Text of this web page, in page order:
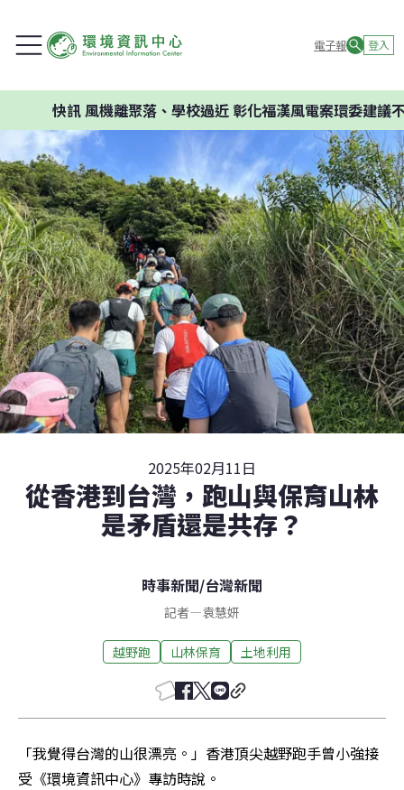
電子報 登入
機離聚落、學校過近 彰化福漢風電案環委建議不應開發
2025年02月11日
從香港到台灣，跑山與保育山林
是矛盾還是共存？
時事新聞/台灣新聞
記者—袁慧妍
越野跑 山林保育 土地利用
「我覺得台灣的山很漂亮。」香港頂尖越野跑手曾小強接
受《環境資訊中心》專訪時說。